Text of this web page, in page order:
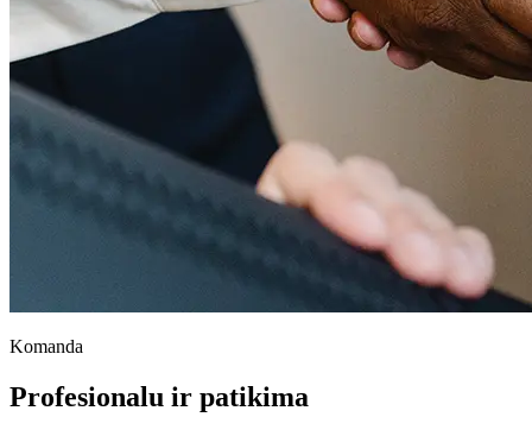
Komanda
Profesionalu ir patikima